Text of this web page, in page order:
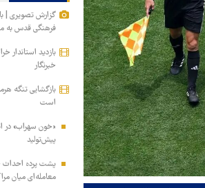
گزارش تصویری |
فرهنگی قدس به
بازدید
خبرنگار
بازگشایی تنگه
است
«خون سهراب» در
پیش‌تولید
پشت پرده احداث
معامله‌ای میان